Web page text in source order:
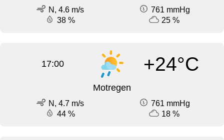
N, 4.6 m/s
761 mmHg
38 %
25 %
17:00 +24°C
Motregen
N, 4.7 m/s
761 mmHg
44 %
18 %